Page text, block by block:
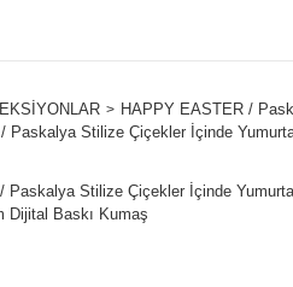
HAPPY EASTER /
Paskalya Stilize Çiçekler İçinde